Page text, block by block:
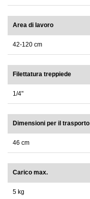
Area di lavoro
42-120 cm
Filettatura treppiede
1/4"
Dimensioni per il trasporto
46 cm
Carico max.
5 kg